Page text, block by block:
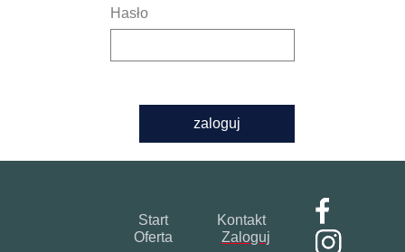
Hasło
zaloguj
Start
Kontakt
Oferta
Zaloguj